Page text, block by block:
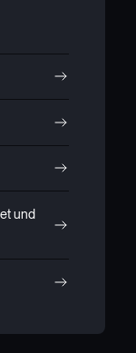
und